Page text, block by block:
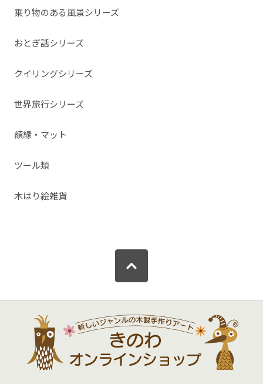
乗り物のある風景シリーズ
おとぎ話シリーズ
クイリングシリーズ
世界旅行シリーズ
額縁・マット
ツール類
木はり絵雑貨